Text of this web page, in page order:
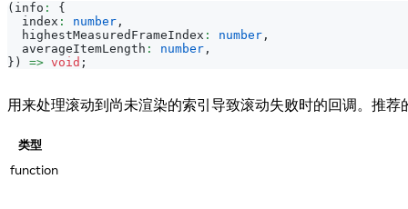
( info :
{
  index
: number ,
  highestMeasuredFrameIndex
: number ,
  averageItemLength
: number ,
} ) => void ;
用来处理滚动到尚未渲染的索引导致滚动失败时的回调。推
类型
function